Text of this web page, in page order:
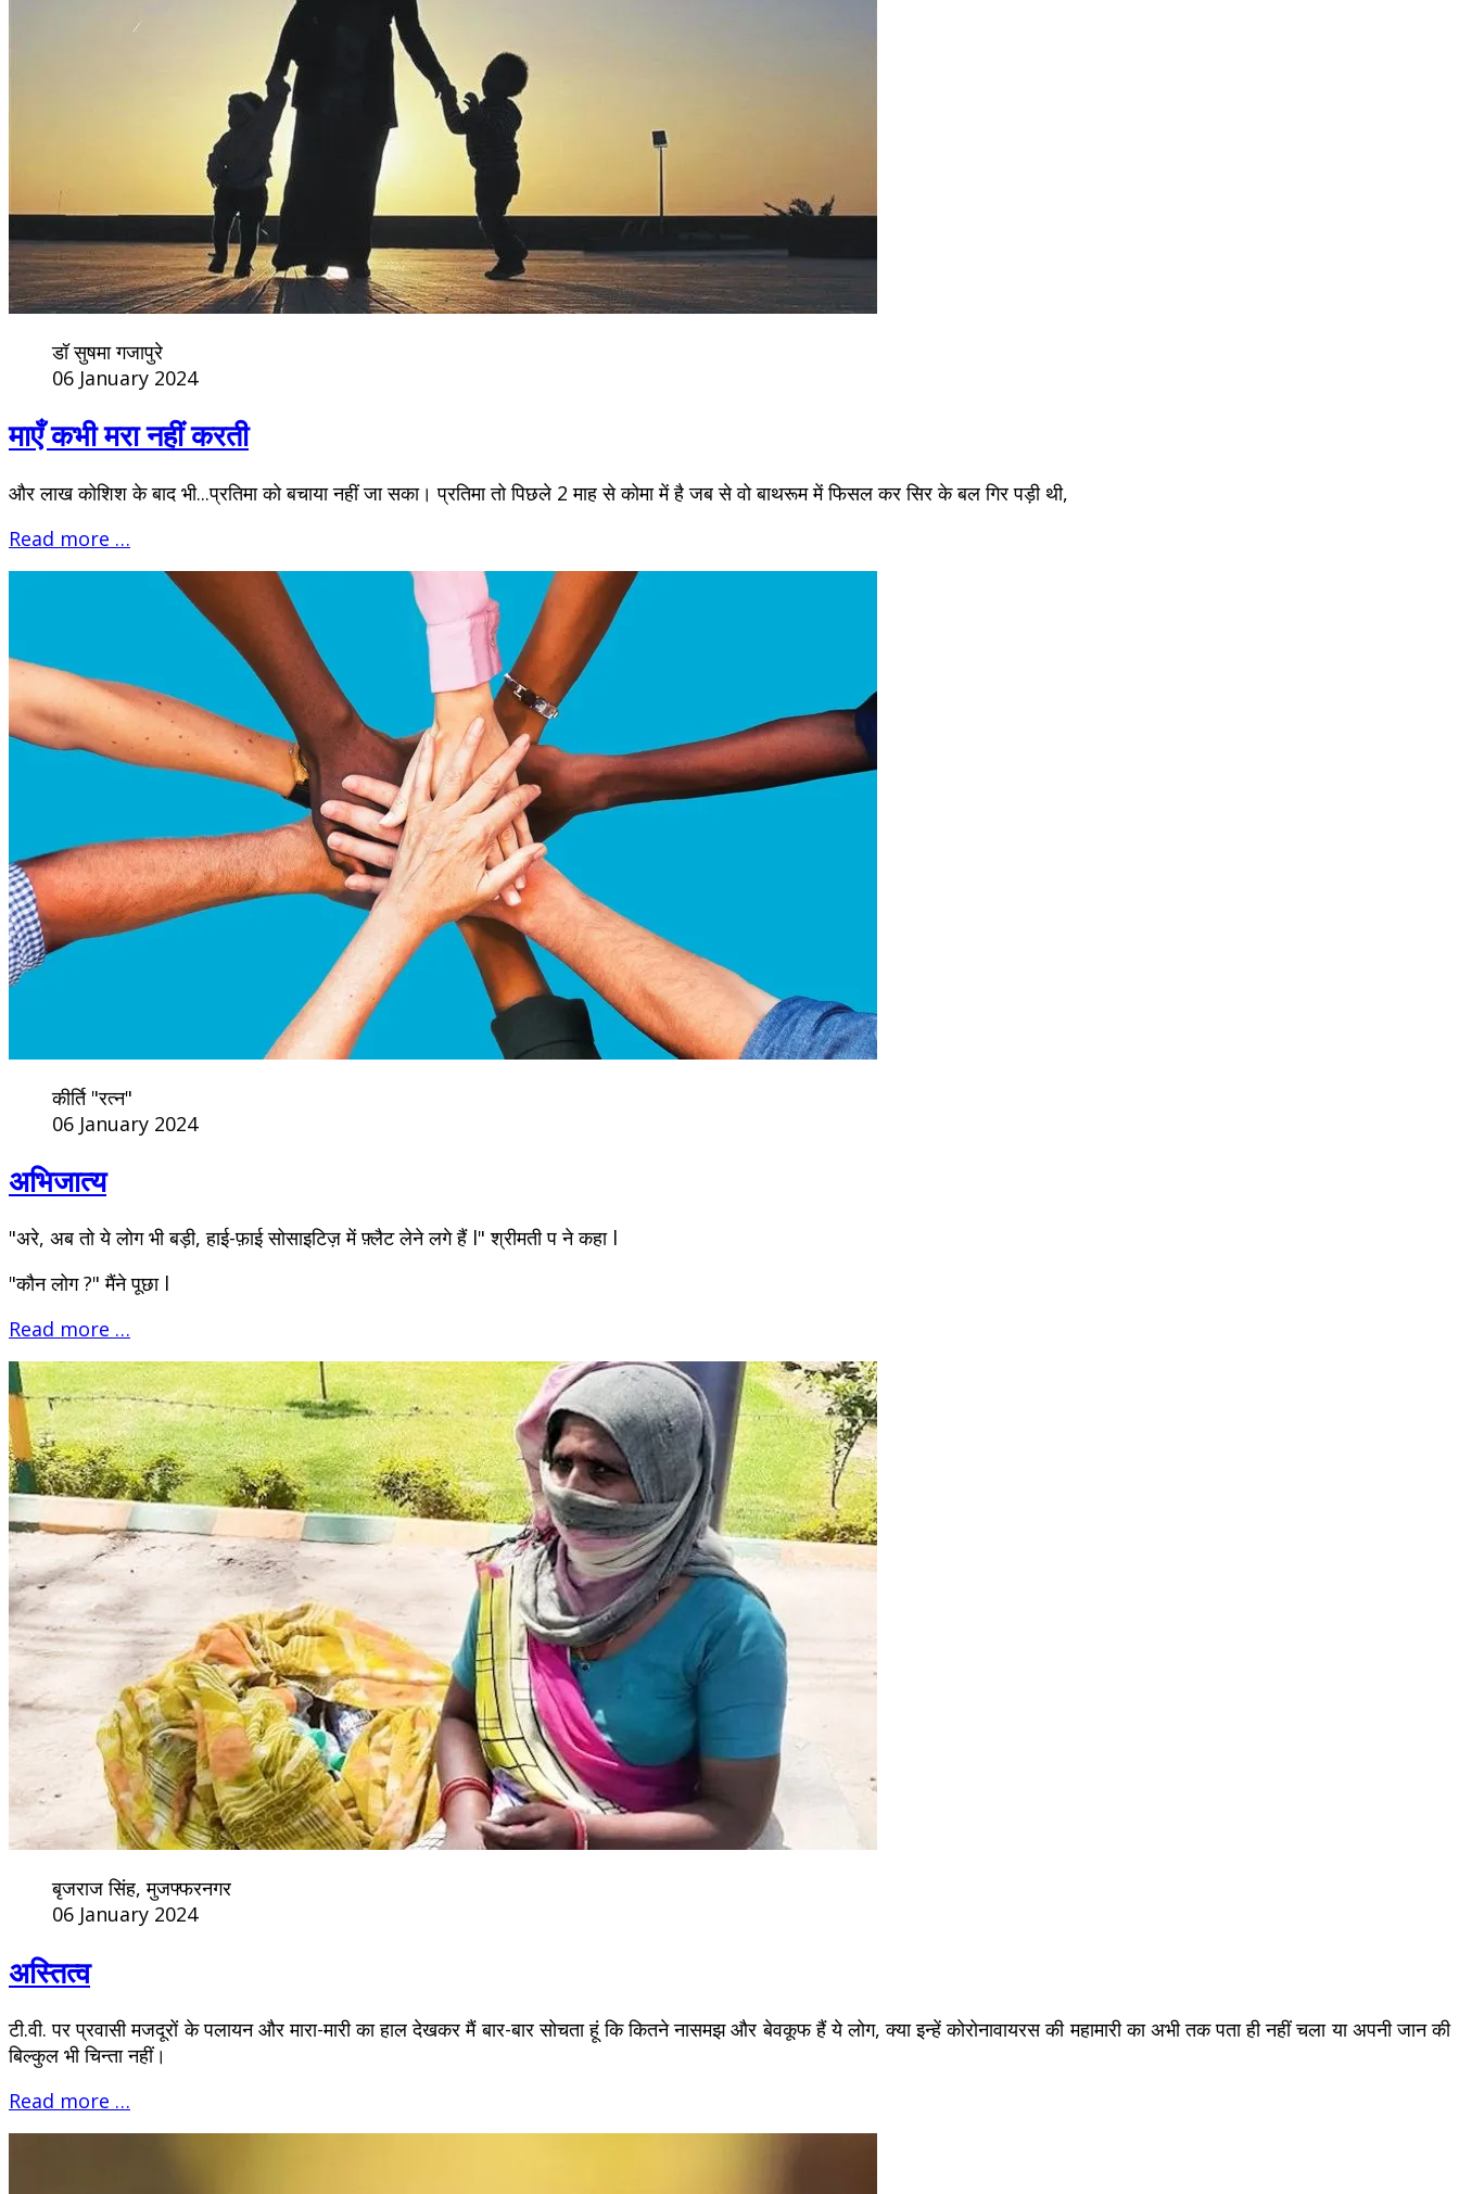
डॉ सुषमा गजापुरे
06 January 2024
माएँ कभी मरा नहीं करती
और लाख कोशिश के बाद भी...प्रतिमा को बचाया नहीं जा सका। प्रतिमा तो पिछले 2 माह से कोमा में है जब से वो बाथरूम में फिसल कर सिर के बल गिर पड़ी थी,
Read more …
कीर्ति "रत्न"
06 January 2024
अभिजात्य
"अरे, अब तो ये लोग भी बड़ी, हाई-फ़ाई सोसाइटिज़ में फ़्लैट लेने लगे हैं l" श्रीमती प ने कहा l
"कौन लोग ?" मैंने पूछा l
Read more …
बृजराज सिंह, मुजफ्फरनगर
06 January 2024
अस्तित्व
टी.वी. पर प्रवासी मजदूरों के पलायन और मारा-मारी का हाल देखकर मैं बार-बार सोचता हूं कि कितने नासमझ और बेवकूफ हैं ये लोग, क्या इन्हें कोरोनावायरस की महामारी का अभी तक पता ही नहीं चला या अपनी जान की
बिल्कुल भी चिन्ता नहीं।
Read more …